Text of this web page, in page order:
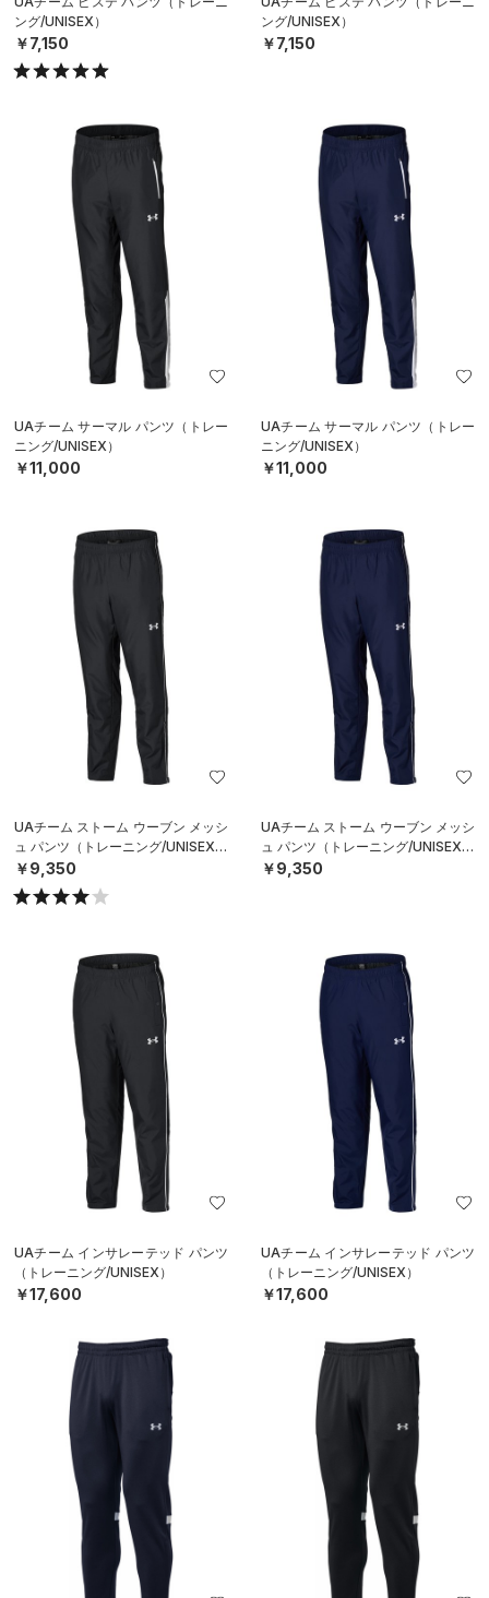
ング/UNISEX）
￥7,150
ング/UNISEX）
￥7,150
UAチーム サーマル パンツ（トレー
ニング/UNISEX）
￥11,000
UAチーム サーマル パンツ（トレー
ニング/UNISEX）
￥11,000
UAチーム ストーム ウーブン メッシ
ュ パンツ（トレーニング/UNISEX）
￥9,350
UAチーム ストーム ウーブン メッシ
ュ パンツ（トレーニング/UNISEX）
￥9,350
UAチーム インサレーテッド パンツ
（トレーニング/UNISEX）
￥17,600
UAチーム インサレーテッド パンツ
（トレーニング/UNISEX）
￥17,600